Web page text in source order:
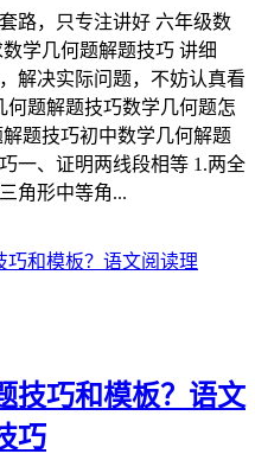
路，只专注讲好 六年级数
学几何题解题技巧 讲细
解决实际问题，不妨认真看
题解题技巧数学几何题怎
题技巧初中数学几何解题
一、证明两线段相等 1.两全
角形中等角...
技巧和模板？语文
巧